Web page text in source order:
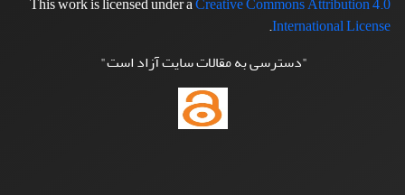
International License
.
"دسترسی به مقالات سایت آزاد است"